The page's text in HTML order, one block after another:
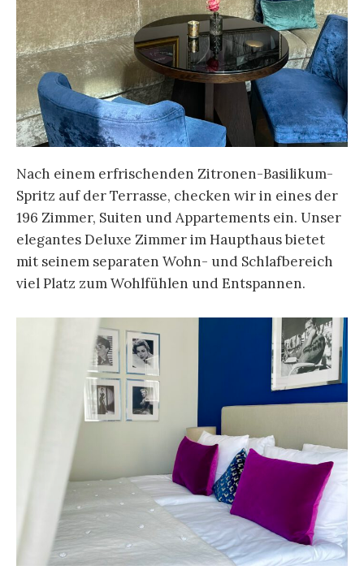
Nach einem erfrischenden Zitronen-Basilikum-
Spritz auf der Terrasse, checken wir in eines der
196 Zimmer, Suiten und Appartements ein. Unser
elegantes Deluxe Zimmer im Haupthaus bietet
mit seinem separaten Wohn- und Schlafbereich
viel Platz zum Wohlfühlen und Entspannen.